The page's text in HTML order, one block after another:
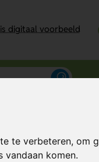
te verbeteren, om
vandaan komen.
digitaal voorbeeld
Al vanaf€ 7,47